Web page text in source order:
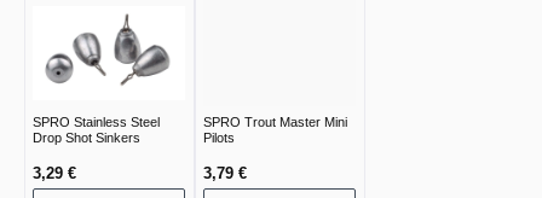
SPRO Stainless Steel
Drop Shot Sinkers
3,29 €
SPRO Trout Master Mini
Pilots
3,79 €